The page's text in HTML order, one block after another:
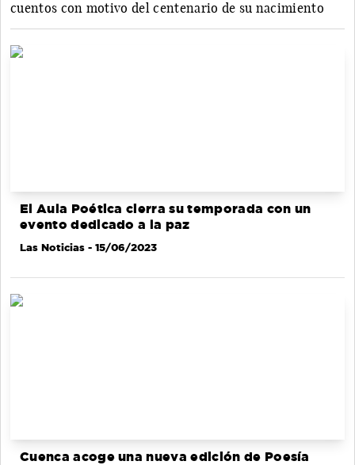
cuentos con motivo del centenario de su nacimiento
El Aula Poética cierra su temporada con un
evento dedicado a la paz
Las Noticias - 15/06/2023
Cuenca acoge una nueva edición de Poesía